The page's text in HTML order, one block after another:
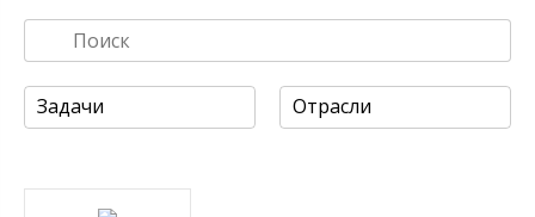
Задачи Отрасли